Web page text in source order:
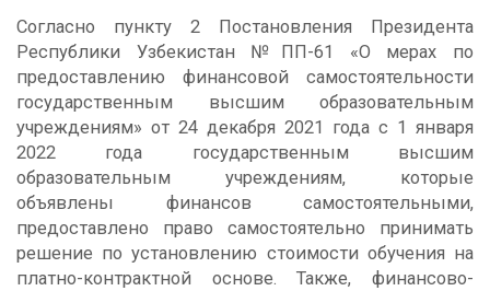
Согласно пункту 2 Постановления Президента
Республики Узбекистан №ПП-61 «О мерах по
предоставлению финансовой самостоятельности
государственным высшим образовательным
учреждениям» от 24 декабря 2021 года с 1 января
2022 года государственным высшим
образовательным учреждениям, которые
объявлены финансов самостоятельными,
предоставлено право самостоятельно принимать
решение по установлению стоимости обучения на
платно-контрактной основе. Также, финансово-